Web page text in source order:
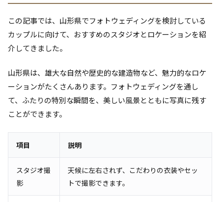
この記事では、山形県でフォトウェディングを検討している
カップルに向けて、おすすめのスタジオとロケーションを紹
介してきました。
山形県は、雄大な自然や歴史的な建造物など、魅力的なロケ
ーションがたくさんあります。フォトウェディングを通し
て、ふたりの特別な瞬間を、美しい風景とともに写真に残す
ことができます。
項目 説明
スタジオ撮
影
天候に左右されず、こだわりの衣装やセッ
トで撮影できます。